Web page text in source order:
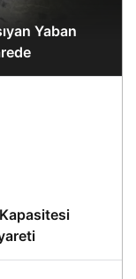
Yaban
Kapasitesi